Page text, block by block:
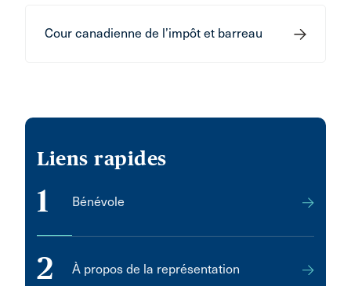
Cour canadienne de l’impôt et barreau
Liens rapides
1 Bénévole
2 À propos de la représentation